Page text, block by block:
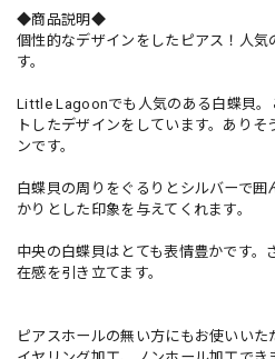
◆商品説明◆
個性的なデザインをしたピアス！人気
す。
Little Lagoonでも人気のある白蝶貝。
トしたデザインをしています。あり
ンです。
白蝶貝の周りをぐるりとシルバーで囲
かりとした印象を与えてくれます。
中央の白蝶貝はとても表情豊かです
在感を引き立てます。
ピアスホールの無い方にもお使いいた